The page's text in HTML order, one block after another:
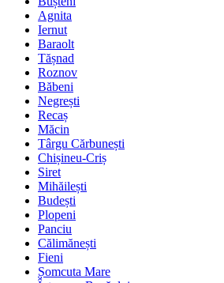
Agnita
Iernut
Baraolt
Tășnad
Roznov
Băbeni
Negrești
Recaș
Măcin
Târgu Cărbunești
Chișineu-Criș
Siret
Mihăilești
Budești
Plopeni
Panciu
Călimănești
Fieni
Șomcuta Mare